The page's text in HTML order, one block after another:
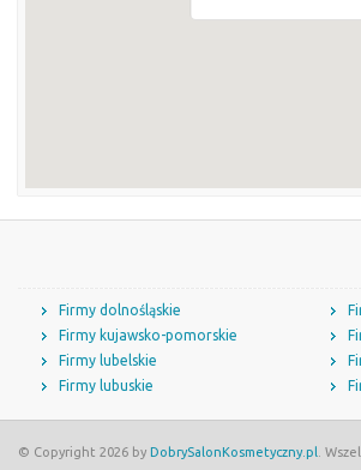
Firmy dolnośląskie
Firmy kujawsko-pomorskie
Firmy lubelskie
Firmy lubuskie
© Copyright 2026 by DobrySalonKosmetyczny.pl .